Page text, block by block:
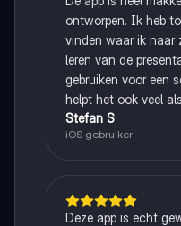
ontworpen. Ik heb
vinden waar ik naar
leren van de
gebruiken voor een
helpt het ook veel
Stefan S
iOS gebruiker
Deze app is echt